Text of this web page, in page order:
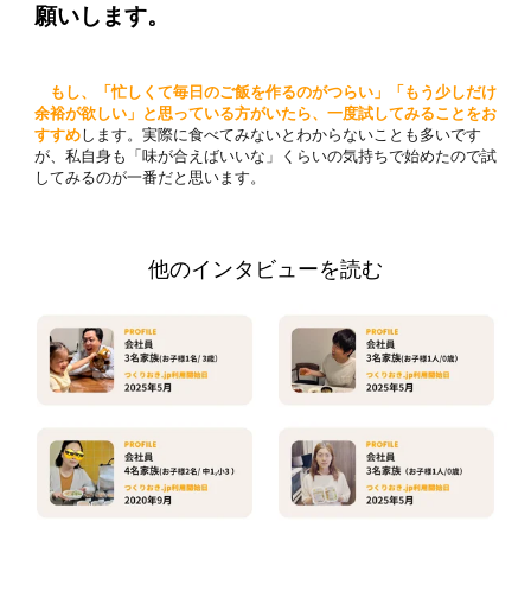
願いします。
もし、「忙しくて毎日のご飯を作るのがつらい」「もう少しだけ
余裕が欲しい」と思っている方がいたら、一度試してみることをお
すすめします。実際に食べてみないとわからないことも多いです
が、私自身も「味が合えばいいな」くらいの気持ちで始めたので試
してみるのが一番だと思います。
他のインタビューを読む